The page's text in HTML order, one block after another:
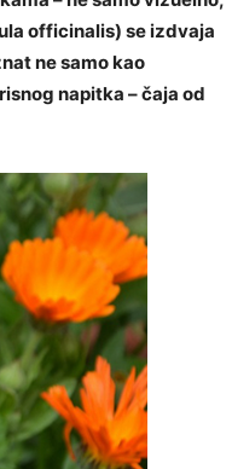
officinalis) se izdvaja
ne samo kao
napitka – čaja od